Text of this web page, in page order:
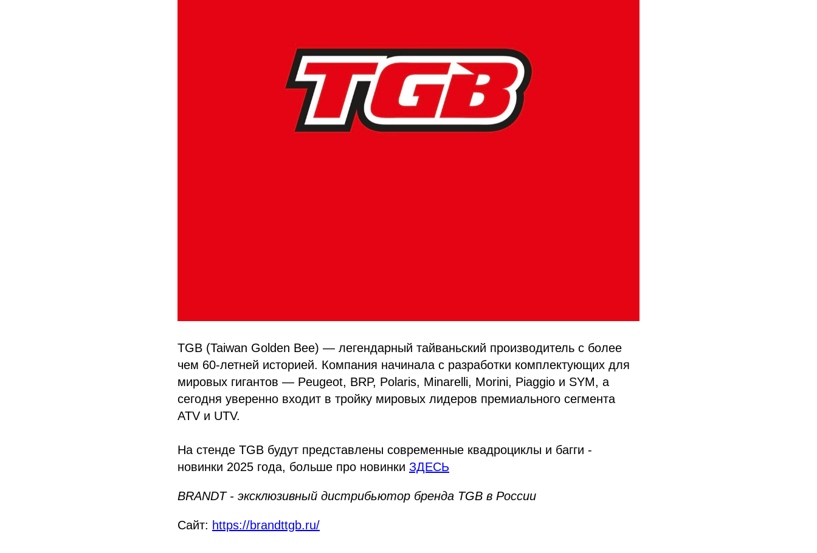
TGB (Taiwan Golden Bee) — легендарный тайваньский производитель с более
чем 60-летней историей. Компания начинала с разработки комплектующих для
мировых гигантов — Peugeot, BRP, Polaris, Minarelli, Morini, Piaggio и SYM, а
сегодня уверенно входит в тройку мировых лидеров премиального сегмента
ATV и UTV.
На стенде TGB будут представлены современные квадроциклы и багги -
новинки 2025 года, больше про новинки ЗДЕСЬ
BRANDT - эксклюзивный дистрибьютор бренда TGB в России
Сайт: https://brandttgb.ru/